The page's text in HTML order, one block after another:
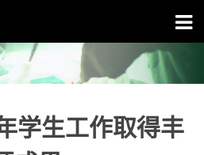
学生工作取得丰